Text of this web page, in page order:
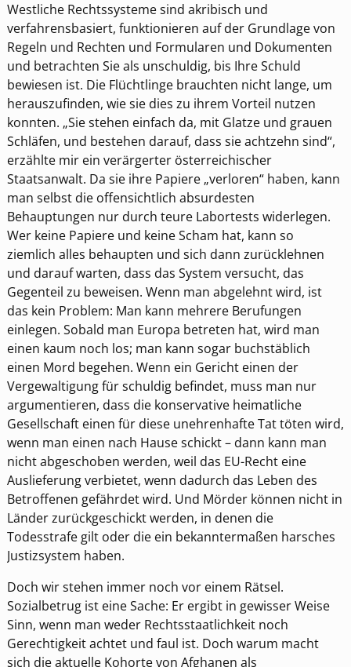
Westliche Rechtssysteme sind akribisch und
verfahrensbasiert, funktionieren auf der Grundlage von
Regeln und Rechten und Formularen und Dokumenten
und betrachten Sie als unschuldig, bis Ihre Schuld
bewiesen ist. Die Flüchtlinge brauchten nicht lange, um
herauszufinden, wie sie dies zu ihrem Vorteil nutzen
konnten. „Sie stehen einfach da, mit Glatze und grauen
Schläfen, und bestehen darauf, dass sie achtzehn sind“,
erzählte mir ein verärgerter österreichischer
Staatsanwalt. Da sie ihre Papiere „verloren“ haben, kann
man selbst die offensichtlich absurdesten
Behauptungen nur durch teure Labortests widerlegen.
Wer keine Papiere und keine Scham hat, kann so
ziemlich alles behaupten und sich dann zurücklehnen
und darauf warten, dass das System versucht, das
Gegenteil zu beweisen. Wenn man abgelehnt wird, ist
das kein Problem: Man kann mehrere Berufungen
einlegen. Sobald man Europa betreten hat, wird man
einen kaum noch los; man kann sogar buchstäblich
einen Mord begehen. Wenn ein Gericht einen der
Vergewaltigung für schuldig befindet, muss man nur
argumentieren, dass die konservative heimatliche
Gesellschaft einen für diese unehrenhafte Tat töten wird,
wenn man einen nach Hause schickt – dann kann man
nicht abgeschoben werden, weil das EU-Recht eine
Auslieferung verbietet, wenn dadurch das Leben des
Betroffenen gefährdet wird. Und Mörder können nicht in
Länder zurückgeschickt werden, in denen die
Todesstrafe gilt oder die ein bekanntermaßen harsches
Justizsystem haben.
Doch wir stehen immer noch vor einem Rätsel.
Sozialbetrug ist eine Sache: Er ergibt in gewisser Weise
Sinn, wenn man weder Rechtsstaatlichkeit noch
Gerechtigkeit achtet und faul ist. Doch warum macht
sich die aktuelle Kohorte von Afghanen als